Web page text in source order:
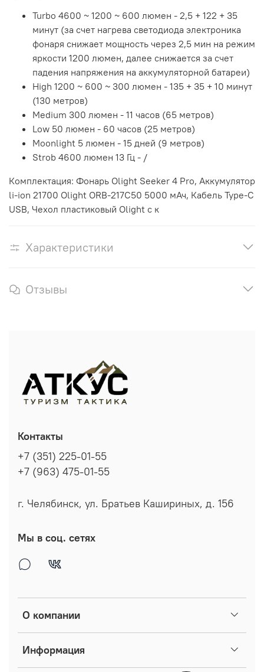
Turbo 4600 ~ 1200 ~ 600 люмен - 2,5 + 122 + 35
минут (за счет нагрева светодиода электроника
фонаря снижает мощность через 2,5 мин на режим
яркости 1200 люмен, далее снижается за счет
падения напряжения на аккумуляторной батареи)
High 1200 ~ 600 ~ 300 люмен - 135 + 35 + 10 минут
(130 метров)
Medium 300 люмен - 11 часов (65 метров)
Low 50 люмен - 60 часов (25 метров)
Moonlight 5 люмен - 15 дней (9 метров)
Strob 4600 люмен 13 Гц - /
Комплектация: Фонарь Olight Seeker 4 Pro, Аккумулятор
li-ion 21700 Olight ORB-217C50 5000 мАч, Кабель Type-C
USB, Чехол пластиковый Olight с к
Характеристики
Отзывы
О компании
Информация
Контакты
+7 (351) 225-01-55
+7 (963) 475-01-55
г. Челябинск, ул. Братьев Кашириных, д. 156
Мы в соц. сетях